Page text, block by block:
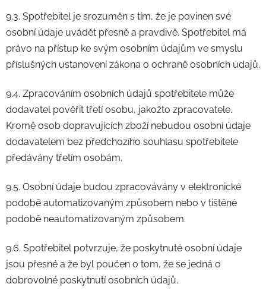
9.3. Spotřebitel je srozuměn s tím, že je povinen své
osobní údaje uvádět přesně a pravdivě. Spotřebitel má
právo na přístup ke svým osobním údajům ve smyslu
příslušných ustanovení zákona o ochraně osobních údajů.
9.4. Zpracováním osobních údajů spotřebitele může
dodavatel pověřit třetí osobu, jakožto zpracovatele.
Kromě osob dopravujících zboží nebudou osobní údaje
dodavatelem bez předchozího souhlasu spotřebitele
předávány třetím osobám.
9.5. Osobní údaje budou zpracovávány v elektronické
podobě automatizovaným způsobem nebo v tištěné
podobě neautomatizovaným způsobem.
9.6. Spotřebitel potvrzuje, že poskytnuté osobní údaje
jsou přesné a že byl poučen o tom, že se jedná o
dobrovolné poskytnutí osobních údajů.